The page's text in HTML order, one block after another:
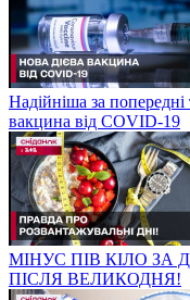
Надійніша за
вакцина від COVID-19
МІНУС ПІВ КІЛО ЗА
ПІСЛЯ ВЕЛИКОДНЯ!